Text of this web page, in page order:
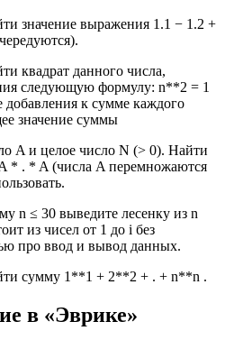
значение выражения 1.1 − 1.2 +
квадрат данного числа,
следующую формулу: n**2 = 1
к сумме каждого
значение суммы
A и целое число N (> 0). Найти
* . * A (числа A перемножаются
n ≤ 30 выведите лесенку из n
из чисел от 1 до i без
про ввод и вывод данных.
сумму 1**1 + 2**2 + . + n**n .
в «Эврике»